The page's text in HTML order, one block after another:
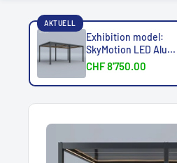
AKTUELL
Exhibition model:
SkyMotion LED Alu...
CHF 8'750.00